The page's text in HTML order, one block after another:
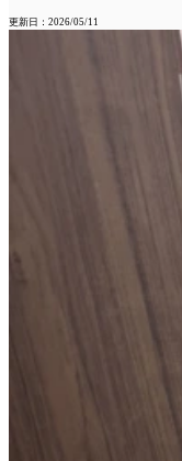
更新日：2026/05/11